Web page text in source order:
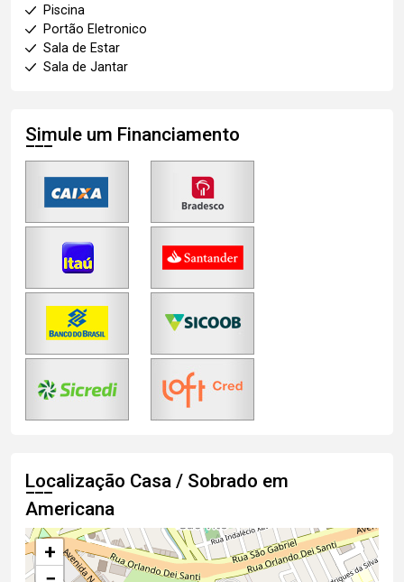
Piscina
Portão Eletronico
Sala de Estar
Sala de Jantar
Simule um Financiamento
Localização Casa / Sobrado em
Americana
+